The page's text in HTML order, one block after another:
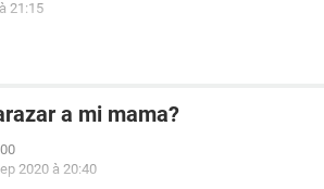
21:15
a mi mama?
2020 à 20:40